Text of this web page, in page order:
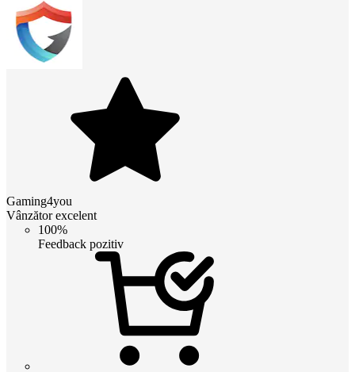
Gaming4you
Vânzător excelent
100%
Feedback pozitiv